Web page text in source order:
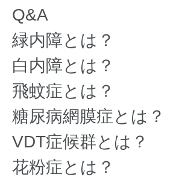
Q&A
緑内障とは？
白内障とは？
飛蚊症とは？
糖尿病網膜症とは？
VDT症候群とは？
花粉症とは？